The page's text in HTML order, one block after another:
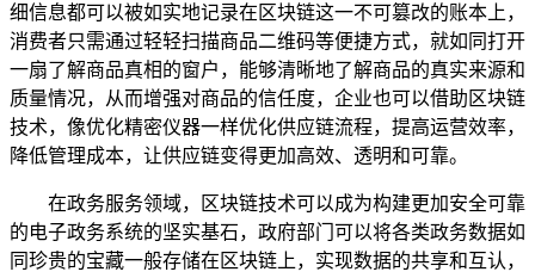
细信息都可以被如实地记录在区块链这一不可篡改的账本上，
消费者只需通过轻轻扫描商品二维码等便捷方式，就如同打开
一扇了解商品真相的窗户，能够清晰地了解商品的真实来源和
质量情况，从而增强对商品的信任度，企业也可以借助区块链
技术，像优化精密仪器一样优化供应链流程，提高运营效率，
降低管理成本，让供应链变得更加高效、透明和可靠。
在政务服务领域，区块链技术可以成为构建更加安全可靠
的电子政务系统的坚实基石，政府部门可以将各类政务数据如
同珍贵的宝藏一般存储在区块链上，实现数据的共享和互认，